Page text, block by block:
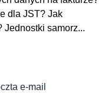
dla JST? Jak
Jednostki samorz...
e-mail